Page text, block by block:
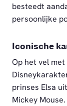
besteedt
persoonlijke
Iconische
Op het vel
prinses Elsa
Mickey